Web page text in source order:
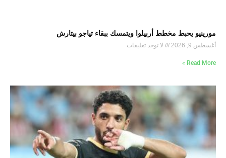
مورينيو يحبط مخطط أربيلوا ويتمسك ببقاء تياجو بيتارش
أغسطس 9, 2026 لا توجد تعليقات
Read More »